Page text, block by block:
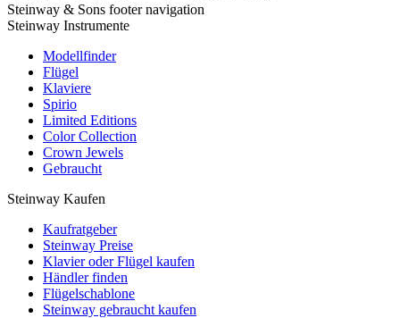
Steinway & Sons footer navigation
Steinway Instrumente
Modellfinder
Flügel
Klaviere
Spirio
Limited Editions
Color Collection
Crown Jewels
Gebraucht
Steinway Kaufen
Kaufratgeber
Steinway Preise
Klavier oder Flügel kaufen
Händler finden
Flügelschablone
Steinway gebraucht kaufen